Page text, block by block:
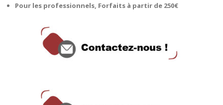
Pour les professionnels, Forfaits à partir de 250€